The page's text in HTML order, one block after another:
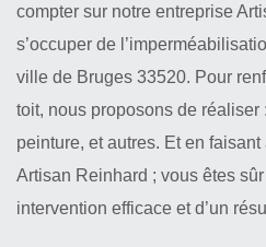
compter sur notre entreprise
s’occuper de
ville de Bruges 33520. Pour
toit, nous proposons de réaliser
peinture, et autres. Et en
Artisan Reinhard ; vous êtes
intervention efficace et d’un